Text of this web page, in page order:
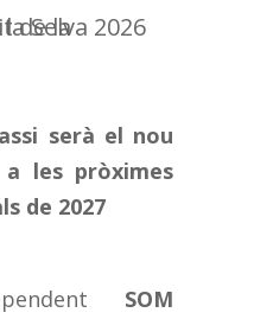
serà el nou
les pròximes
de 2027
SOM